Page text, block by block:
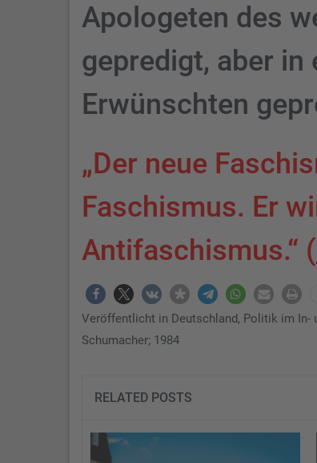
Apologeten des
gepredigt, aber
Erwünschten
„Der neue
Faschismus. Er
Antifaschismus.“ (
Veröffentlicht in Deutschland, Politik im In-
Schumacher; 1984
RELATED POSTS